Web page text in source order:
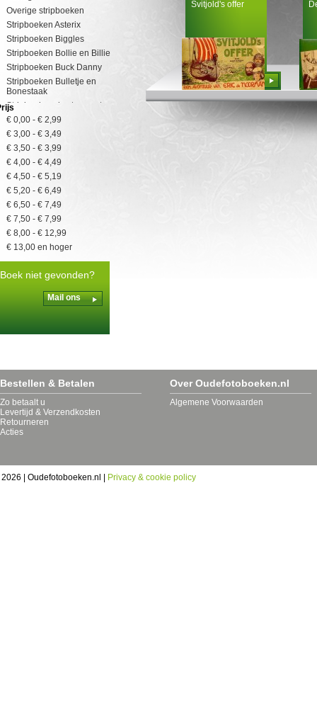
Overige stripboeken
Stripboeken Asterix
Stripboeken Biggles
Stripboeken Bollie en Billie
Stripboeken Buck Danny
Stripboeken Bulletje en
Bonestaak
Stripboeken de stamgasten
Stripboeken diverse
Stripboeken Eric de Noorman
Stripboeken Jan, Jans en de
kinderen
Stripboeken Kapitein Rob
Stripboeken Kuifje
Stripboeken Lucky Luke
Stripboeken Luitenant
Blueberry
Stripboeken Roel Dijkstra
Stripboeken Suske en Wiske
Tiel
€ 0,00 - € 2,99
€ 3,00 - € 3,49
€ 3,50 - € 3,99
€ 4,00 - € 4,49
€ 4,50 - € 5,19
€ 5,20 - € 6,49
€ 6,50 - € 7,49
€ 7,50 - € 7,99
€ 8,00 - € 12,99
€ 13,00 en hoger
Boek niet gevonden?
Mail ons
Svitjold's offer
Bestellen
Bestellen & Betalen
Zo betaalt u
Levertijd & Verzendkosten
Retourneren
Acties
Over Oudefotoboeken.nl
Algemene Voorwaarden
| Oudefotoboeken.nl | Privacy & cookie policy